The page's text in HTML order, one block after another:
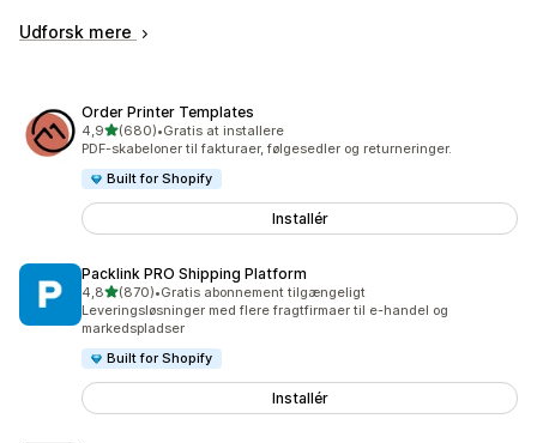
Udforsk mere
Order Printer Templates
4,9ud af 5 stjerner
(680)
680 anmeldelser i alt
•Gratis at installere
PDF-skabeloner til fakturaer, følgesedler og returneringer.
Built for Shopify
Installér
Packlink PRO Shipping Platform
4,8ud af 5 stjerner
(870)
870 anmeldelser i alt
•Gratis abonnement tilgængeligt
Leveringsløsninger med flere fragtfirmaer til e-handel og
markedspladser
Built for Shopify
Installér